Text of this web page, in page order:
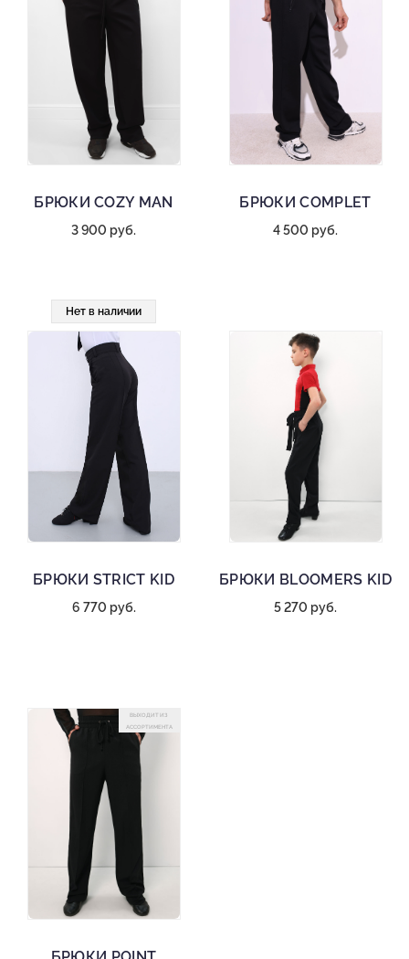
БРЮКИ COZY MAN
3 900 руб.
Нет в наличии
БРЮКИ COMPLET
4 500 руб.
БРЮКИ STRICT KID
6 770 руб.
БРЮКИ BLOOMERS KID
5 270 руб.
ВЫХОДИТ ИЗ
АССОРТИМЕНТА